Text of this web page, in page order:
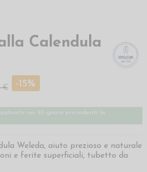
Calendula
€ -15%
applicato nei 30 giorni precedenti la
Weleda, aiuto prezioso e naturale
e ferite superficiali, tubetto da